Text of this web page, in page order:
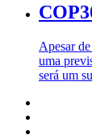
Apesar
uma
será um